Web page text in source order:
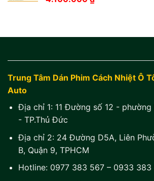
Trung Tâm Dán Phim Cách Nhiệt Ô
Auto
Địa chỉ 1: 11 Đường số 12 - phường
- TP.Thủ Đức
Địa chỉ 2: 24 Đường D5A, Liên
B, Quận 9, TPHCM
Hotline: 0977 383 567– 0933 383